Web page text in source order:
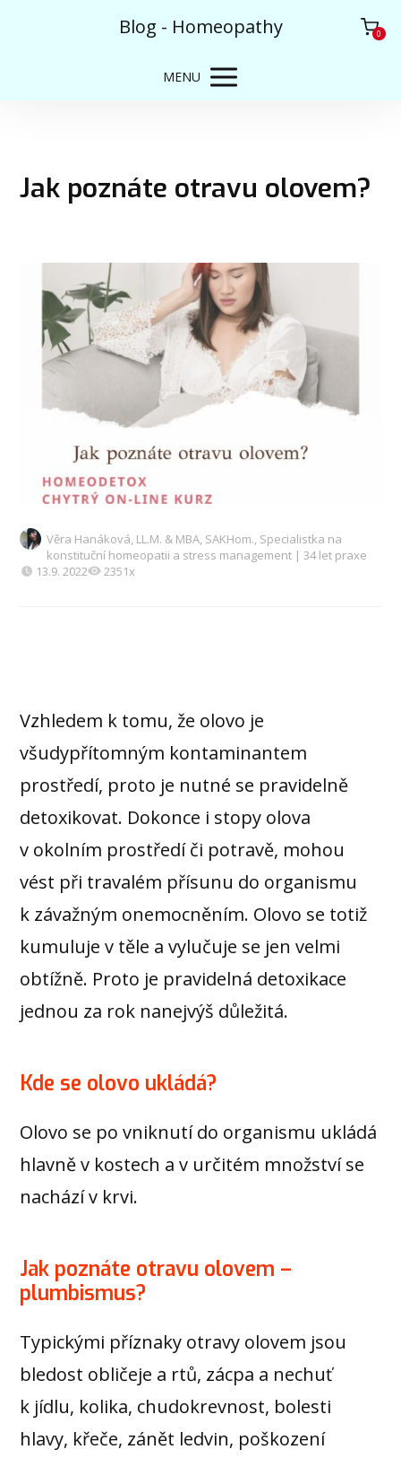
Blog - Homeopathy 0
MENU
Jak poznáte otravu olovem?
Věra Hanáková, LL.M. & MBA, SAKHom., Specialistka na
konstituční homeopatii a stress management | 34 let praxe
13.9. 2022
2351x
Vzhledem k tomu, že olovo je
všudypřítomným kontaminantem
prostředí, proto je nutné se pravidelně
detoxikovat. Dokonce i stopy olova
v okolním prostředí či potravě, mohou
vést při travalém přísunu do organismu
k závažným onemocněním. Olovo se totiž
kumuluje v těle a vylučuje se jen velmi
obtížně. Proto je pravidelná detoxikace
jednou za rok nanejvýš důležitá.
Kde se olovo ukládá?
Olovo se po vniknutí do organismu ukládá
hlavně v kostech a v určitém množství se
nachází v krvi.
Jak poznáte otravu olovem –
plumbismus?
Typickými příznaky otravy olovem jsou
bledost obličeje a rtů, zácpa a nechuť
k jídlu, kolika, chudokrevnost, bolesti
hlavy, křeče, zánět ledvin, poškození